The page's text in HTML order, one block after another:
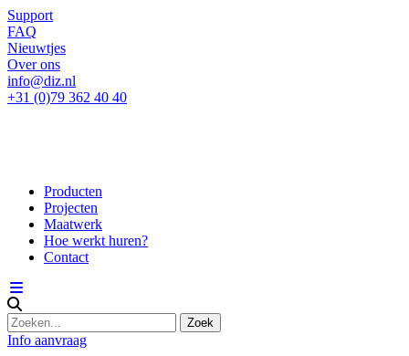
Support
FAQ
Nieuwtjes
Over ons
info@diz.nl
+31 (0)79 362 40 40
Producten
Projecten
Maatwerk
Hoe werkt huren?
Contact
Info aanvraag